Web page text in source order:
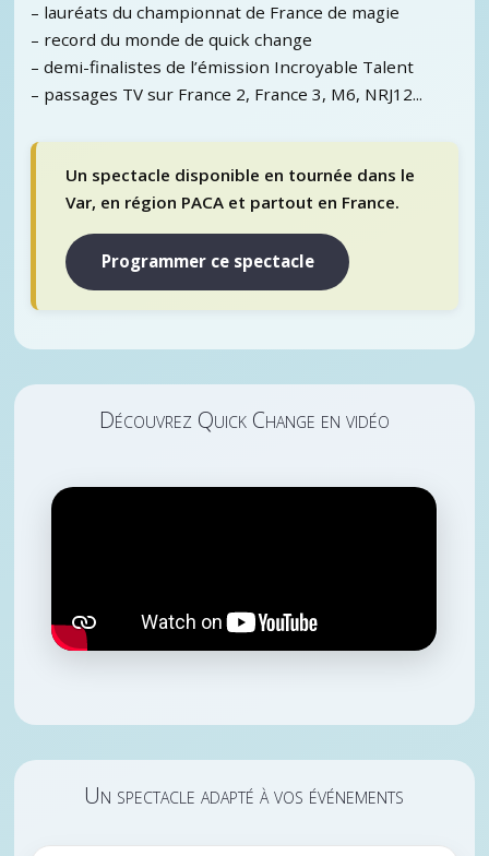
– lauréats du championnat de France de magie
– record du monde de quick change
– demi-finalistes de l’émission Incroyable Talent
– passages TV sur France 2, France 3, M6, NRJ12...
Un spectacle disponible en tournée dans le
Var, en région PACA et partout en France.
Programmer ce spectacle
Découvrez Quick Change en vidéo
Un spectacle adapté à vos événements